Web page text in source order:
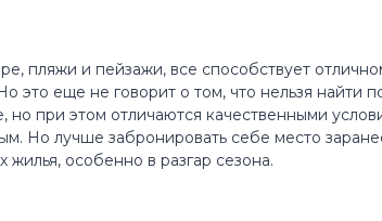
пляжи и пейзажи, все способствует
это еще не говорит о том, что нельзя найти
при этом отличаются качественными
Но лучше забронировать себе место
особенно в разгар сезона.